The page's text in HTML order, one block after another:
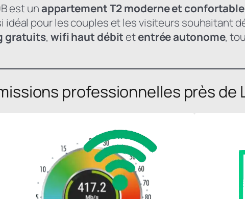
est un appartement T2 moderne et confortable
idéal pour les couples et les visiteurs souhaitant
gratuits, wifi haut débitetentrée autonome,
professionnelles près de